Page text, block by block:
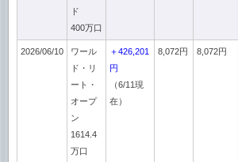
ド
400万口
2026/06/10
ワール
ド・リ
ート・
オープ
ン
1614.4
万口
＋426,201
円
（6/11現
在）
8,072円 8,072円